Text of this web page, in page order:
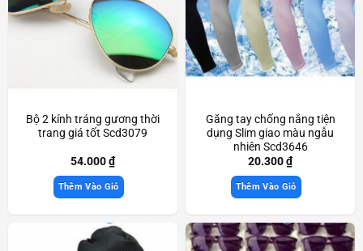
Bộ 2 kính tráng gương thời
trang giá tốt Scd3079
54.000₫
Thêm Vào Giỏ
Găng tay chống nắng tiện
dụng Slim giao màu ngẫu
nhiên Scd3646
20.300₫
Thêm Vào Giỏ